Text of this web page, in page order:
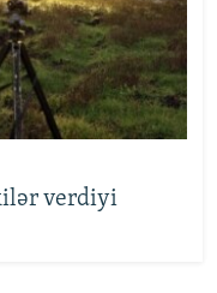
verdiyi